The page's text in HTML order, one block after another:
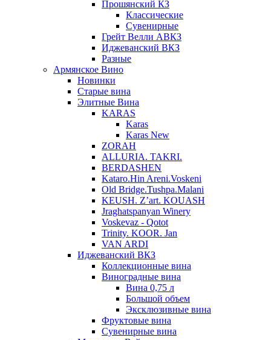
Прошянский КЗ
Классические
Сувенирные
Грейт Велли АВКЗ
Иджеванский ВКЗ
Разные
Армянское Вино
Новинки
Старые вина
Элитные Вина
KARAS
Karas
Karas New
ZORAH
ALLURIA. TAKRI.
BERDASHEN
Kataro.Hin Areni.Voskeni
Old Bridge.Tushpa.Malani
KEUSH. Z’art. KOUASH
Jraghatspanyan Winery
Voskevaz - Qotot
Trinity. KOOR. Jan
VAN ARDI
Иджеванский ВКЗ
Коллекционные вина
Виноградные вина
Вина 0,75 л
Большой объем
Эксклюзивные вина
Фруктовые вина
Cувенирные вина